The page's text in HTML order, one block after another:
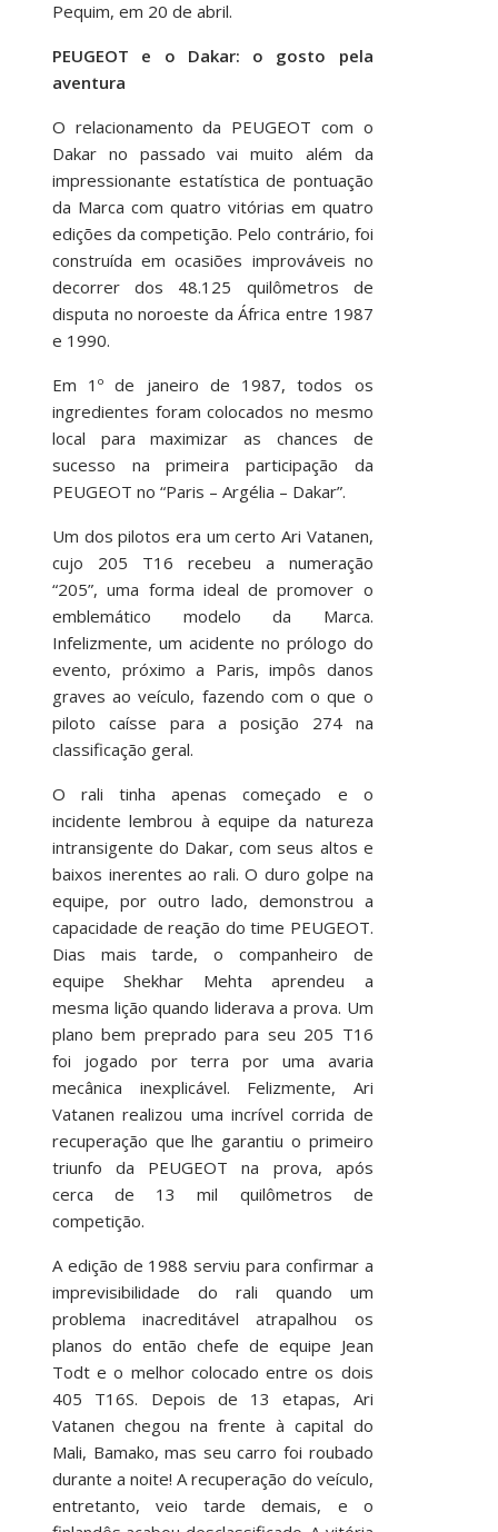
Pequim, em 20 de abril.
PEUGEOT e o Dakar: o gosto pela
aventura
O relacionamento da PEUGEOT com o
Dakar no passado vai muito além da
impressionante estatística de pontuação
da Marca com quatro vitórias em quatro
edições da competição. Pelo contrário, foi
construída em ocasiões improváveis no
decorrer dos 48.125 quilômetros de
disputa no noroeste da África entre 1987
e 1990.
Em 1º de janeiro de 1987, todos os
ingredientes foram colocados no mesmo
local para maximizar as chances de
sucesso na primeira participação da
PEUGEOT no “Paris – Argélia – Dakar”.
Um dos pilotos era um certo Ari Vatanen,
cujo 205 T16 recebeu a numeração
“205”, uma forma ideal de promover o
emblemático modelo da Marca.
Infelizmente, um acidente no prólogo do
evento, próximo a Paris, impôs danos
graves ao veículo, fazendo com o que o
piloto caísse para a posição 274 na
classificação geral.
O rali tinha apenas começado e o
incidente lembrou à equipe da natureza
intransigente do Dakar, com seus altos e
baixos inerentes ao rali. O duro golpe na
equipe, por outro lado, demonstrou a
capacidade de reação do time PEUGEOT.
Dias mais tarde, o companheiro de
equipe Shekhar Mehta aprendeu a
mesma lição quando liderava a prova. Um
plano bem preprado para seu 205 T16
foi jogado por terra por uma avaria
mecânica inexplicável. Felizmente, Ari
Vatanen realizou uma incrível corrida de
recuperação que lhe garantiu o primeiro
triunfo da PEUGEOT na prova, após
cerca de 13 mil quilômetros de
competição.
A edição de 1988 serviu para confirmar a
imprevisibilidade do rali quando um
problema inacreditável atrapalhou os
planos do então chefe de equipe Jean
Todt e o melhor colocado entre os dois
405 T16S. Depois de 13 etapas, Ari
Vatanen chegou na frente à capital do
Mali, Bamako, mas seu carro foi roubado
durante a noite! A recuperação do veículo,
entretanto, veio tarde demais, e o